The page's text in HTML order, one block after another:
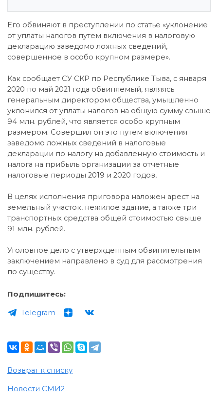
Его обвиняют в преступлении по статье «уклонение
от уплаты налогов путем включения в налоговую
декларацию заведомо ложных сведений,
совершенное в особо крупном размере».
Как сообщает СУ СКР по Республике Тыва, с января
2020 по май 2021 года обвиняемый, являясь
генеральным директором общества, умышленно
уклонился от уплаты налогов на общую сумму свыше
94 млн. рублей, что является особо крупным
размером. Совершил он это путем включения
заведомо ложных сведений в налоговые
декларации по налогу на добавленную стоимость и
налога на прибыль организации за отчетные
налоговые периоды 2019 и 2020 годов,
В целях исполнения приговора наложен арест на
земельный участок, нежилое здание, а также три
транспортных средства общей стоимостью свыше
91 млн. рублей.
Уголовное дело с утвержденным обвинительным
заключением направлено в суд для рассмотрения
по существу.
Подпишитесь:
Telegram
Возврат к списку
Новости СМИ2